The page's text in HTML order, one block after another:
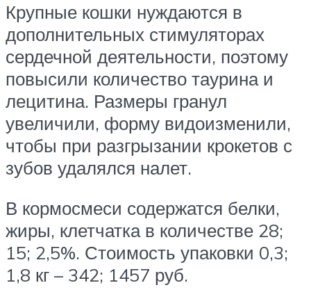
Крупные кошки нуждаются в
дополнительных стимуляторах
сердечной деятельности, поэтому
повысили количество таурина и
лецитина. Размеры гранул
увеличили, форму видоизменили,
чтобы при разгрызании крокетов с
зубов удалялся налет.
В кормосмеси содержатся белки,
жиры, клетчатка в количестве 28;
15; 2,5%. Стоимость упаковки 0,3;
1,8 кг – 342; 1457 руб.